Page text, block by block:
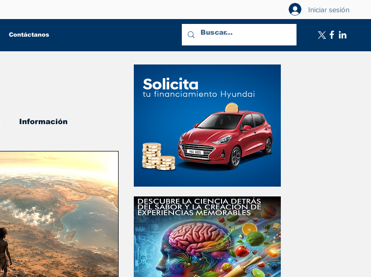
Contáctanos
Iniciar sesión
Información